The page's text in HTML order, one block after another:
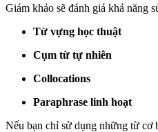
Giám khảo sẽ đánh giá khả năng
Từ vựng học thuật
Cụm từ tự nhiên
Collocations
Paraphrase linh hoạt
Nếu bạn chỉ sử dụng những từ cơ